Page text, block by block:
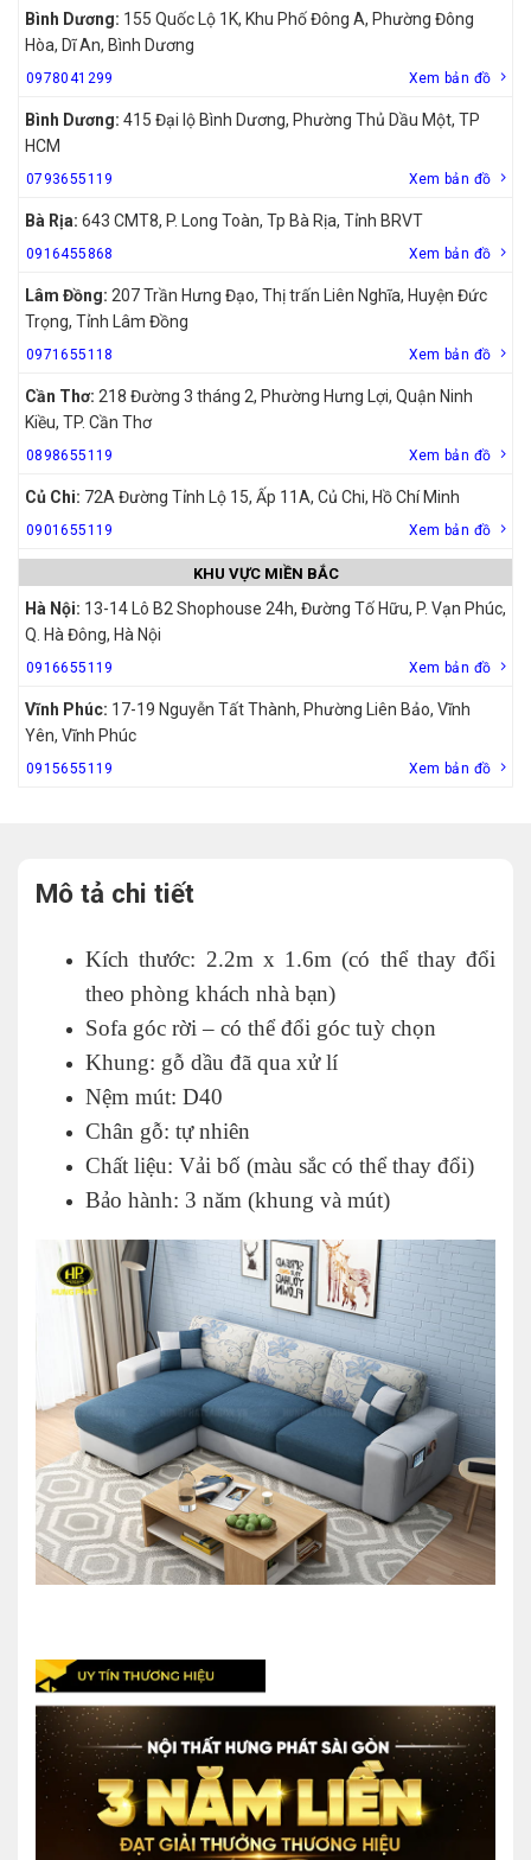
Bình Dương: 155 Quốc Lộ 1K, Khu Phố Đông A, Phường Đông
Hòa, Dĩ An, Bình Dương
0978041299 Xem bản đồ
Bình Dương: 415 Đại lộ Bình Dương, Phường Thủ Dầu Một, TP
HCM
0793655119 Xem bản đồ
Bà Rịa: 643 CMT8, P. Long Toàn, Tp Bà Rịa, Tỉnh BRVT
0916455868 Xem bản đồ
Lâm Đồng: 207 Trần Hưng Đạo, Thị trấn Liên Nghĩa, Huyện Đức
Trọng, Tỉnh Lâm Đồng
0971655118 Xem bản đồ
Cần Thơ: 218 Đường 3 tháng 2, Phường Hưng Lợi, Quận Ninh
Kiều, TP. Cần Thơ
0898655119 Xem bản đồ
Củ Chi: 72A Đường Tỉnh Lộ 15, Ấp 11A, Củ Chi, Hồ Chí Minh
0901655119 Xem bản đồ
KHU VỰC MIỀN BẮC
Hà Nội: 13-14 Lô B2 Shophouse 24h, Đường Tố Hữu, P. Vạn Phúc,
Q. Hà Đông, Hà Nội
0916655119 Xem bản đồ
Vĩnh Phúc: 17-19 Nguyễn Tất Thành, Phường Liên Bảo, Vĩnh
Yên, Vĩnh Phúc
0915655119 Xem bản đồ
Mô tả chi tiết
Kích thước: 2.2m x 1.6m (có thể thay đổi
theo phòng khách nhà bạn)
Sofa góc rời – có thể đổi góc tuỳ chọn
Khung: gỗ dầu đã qua xử lí
Nệm mút: D40
Chân gỗ: tự nhiên
Chất liệu: Vải bố (màu sắc có thể thay đổi)
Bảo hành: 3 năm (khung và mút)